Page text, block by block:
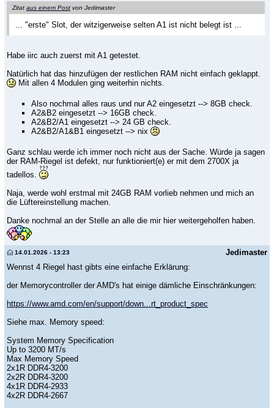
Zitat aus einem Post von Jedimaster
... "erste" Slot, der witzigerweise selten A1 ist nicht belegt ist ...
Habe iirc auch zuerst mit A1 getestet.
Natürlich hat das hinzufügen der restlichen RAM nicht einfach geklappt.
Mit allen 4 Modulen ging weiterhin nichts.
Also nochmal alles raus und nur A2 eingesetzt --> 8GB check.
A2&B2 eingesetzt --> 16GB check.
A2&B2/A1 eingesetzt --> 24 GB check.
A2&B2/A1&B1 eingesetzt --> nix
Ganz schlau werde ich immer noch nicht aus der Sache. Würde ja sagen
der RAM-Riegel ist defekt, nur funktioniert(e) er mit dem 2700X ja
tadellos.
Naja, werde wohl erstmal mit 24GB RAM vorlieb nehmen und mich an
die Lüftereinstellung machen.
Danke nochmal an der Stelle an alle die mir hier weitergeholfen haben.
Jedimaster
14.01.2026 - 13:23
Wennst 4 Riegel hast gibts eine einfache Erklärung:
der Memorycontroller der AMD's hat einige dämliche Einschränkungen:
https://www.amd.com/en/support/down...rt_product_spec
Siehe max. Memory speed:
System Memory Specification
Up to 3200 MT/s
Max Memory Speed
2x1R DDR4-3200
2x2R DDR4-3200
4x1R DDR4-2933
4x2R DDR4-2667